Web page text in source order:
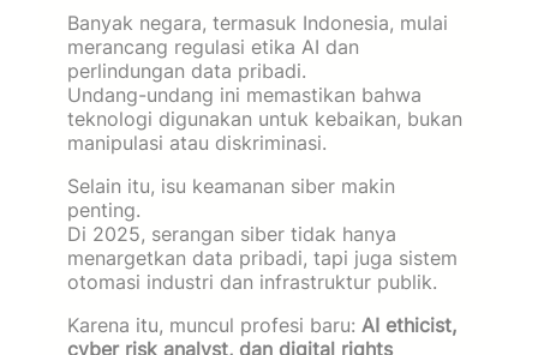
Banyak negara, termasuk Indonesia, mulai
merancang regulasi etika AI dan
perlindungan data pribadi.
Undang-undang ini memastikan bahwa
teknologi digunakan untuk kebaikan, bukan
manipulasi atau diskriminasi.
Selain itu, isu keamanan siber makin
penting.
Di 2025, serangan siber tidak hanya
menargetkan data pribadi, tapi juga sistem
otomasi industri dan infrastruktur publik.
Karena itu, muncul profesi baru: AI ethicist,
cyber risk analyst, dan digital rights